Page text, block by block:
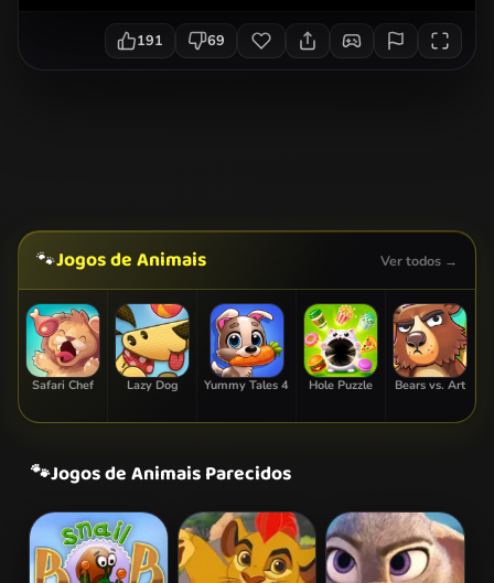
191 69
🐾Jogos de Animais Ver todos →
Safari Chef Lazy Dog Yummy Tales 4 Hole Puzzle Bears vs. Art
🐾Jogos de Animais Parecidos